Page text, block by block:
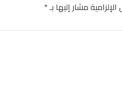
مشار إليها بـ*